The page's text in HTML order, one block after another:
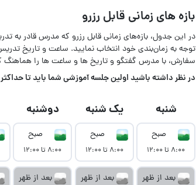
بازه های زمانی قابل رزرو
در این جدول، بازه‌های زمانی قابل رزرو که مدرس قادر به
توجه به زمان‌بندی خود انتخاب نمایید. ساعت و تاریخ
سفارش، با مدرس گفتگو و تاریخ ها و ساعت ها را هماهنگ
در‌ نظر داشته باشید اولین جلسه آموزشی شما باید تا حداکثر ۷ روز بعد از نمایش آموزش برگزار گردد.
شنبه
صبح
۸:۰۰ تا ۱۲:۰۰
بعد از ظهر
یک شنبه
صبح
۸:۰۰ تا ۱۲:۰۰
بعد از ظهر
دوشنبه
صبح
۸:۰۰ تا ۱۲:۰۰
بعد از ظهر